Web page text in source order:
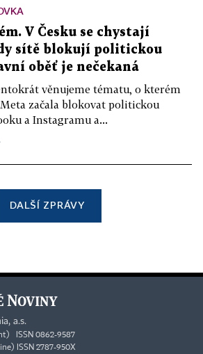
V Česku se chystají
sítě blokují politickou
oběť je nečekaná
věnujeme tématu, o kterém
začala blokovat politickou
a Instagramu a...
DALŠÍ ZPRÁVY
a.s.
ISSN 0862-9587
ISSN 2787-950X